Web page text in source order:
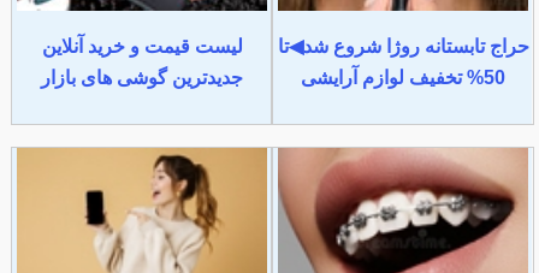
حراج تابستانه روژا شروع شد◀تا
50% تخفیف لوازم آرایشی
لیست قیمت و خرید آنلاین
جدیدترین گوشی های بازار